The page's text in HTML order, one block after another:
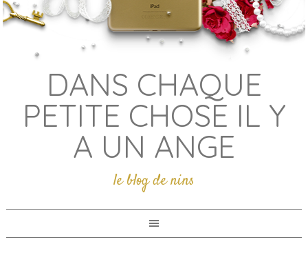
DANS CHAQUE
PETITE CHOSE IL Y
A UN ANGE
le blog de nins